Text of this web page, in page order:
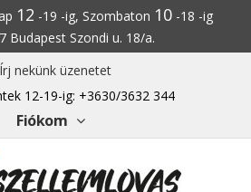
12 -19 -ig, Szombaton 10 -18 -ig
Budapest Szondi u. 18/a.
Írj nekünk üzenetet
12-19-ig: +3630/3632 344
Fiókom